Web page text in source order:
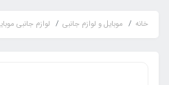
خانه موبایل و لوازم جانبی لوازم جانبی